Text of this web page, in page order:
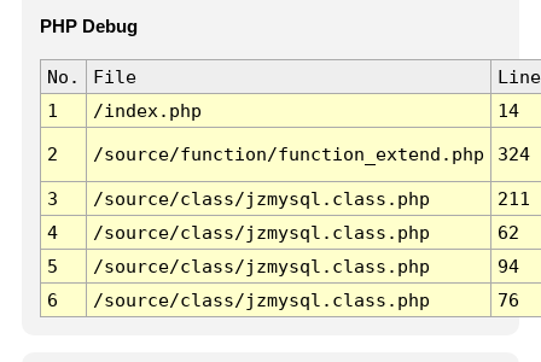
PHP Debug
No. File
Line
1
/index.php 14
2 /source/function/function_extend.php 324
3 /source/class/jzmysql.class.php
211
4
/source/class/jzmysql.class.php
62
5
/source/class/jzmysql.class.php
94
6
/source/class/jzmysql.class.php 76